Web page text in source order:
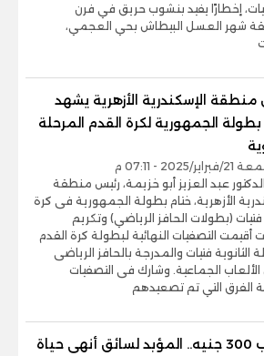
إخطارًا يفيد بنشوب حريق في فرن
شهر العسل البيطاش بحي العجمي،
منطقة الإسكندرية الأزهرية يشهد
الجمهورية لكرة القدم المرحلة
2025 - 07:11 م
عبد العزيز أبو خزيمة، رئيس منطقة
الأزهرية، ختام بطولة الجمهورية فى كرة
فتيات (بطولات الحافز الرياضي) وتكريم
أقيمت التصفيات النهائية لبطولة كرة القدم
الثانوية فتيات والمدرجة بالحافز الرياضى
الجماعية. وشارك فى التصفيات
الفرق التي تم تصعيدهم
بسبب 300 جنيه.. المؤبد لسائق أنهى حياة